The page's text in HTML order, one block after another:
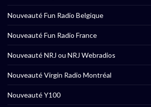
Nouveauté Fun Radio Belgique
Nouveauté Fun Radio France
Nouveauté NRJ ou NRJ Webradios
Nouveauté Virgin Radio Montréal
Nouveauté Y100